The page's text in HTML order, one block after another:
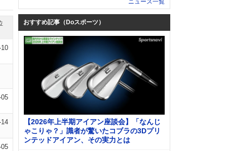
ニュース一覧
おすすめ記事（Doスポーツ）
【2026年上半期アイアン座談会】「なんじ
ゃこりゃ？」識者が驚いたコブラの3Dプリ
ンテッドアイアン、その実力とは